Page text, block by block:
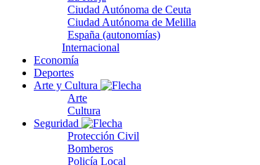
Ciudad Autónoma de Ceuta
Ciudad Autónoma de Melilla
España (autonomías)
Internacional
Economía
Deportes
Arte y Cultura
Arte
Cultura
Seguridad
Protección Civil
Bomberos
Policía Local